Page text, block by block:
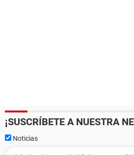
¡SUSCRÍBETE A NUESTRA
Noticias